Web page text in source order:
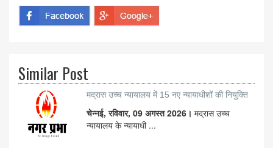
Similar Post
मद्रास उच्च न्यायालय में 15 नए न्यायाधीशों की नियुक्ति
चेन्नई, रविवार, 09 अगस्त 2026। मद्रास उच्च
न्यायालय के न्यायाधी ...